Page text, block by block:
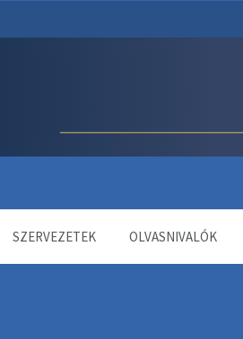
SZERVEZETEK OLVASNIVALÓK